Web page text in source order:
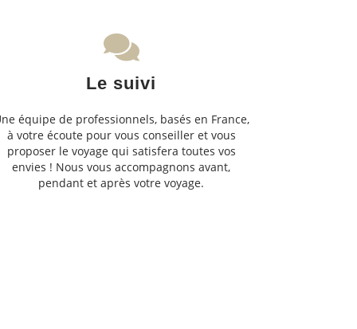
Le suivi
équipe de professionnels, basés en France,
à votre écoute pour vous conseiller et vous
proposer le voyage qui satisfera toutes vos
envies ! Nous vous accompagnons avant,
pendant et après votre voyage.